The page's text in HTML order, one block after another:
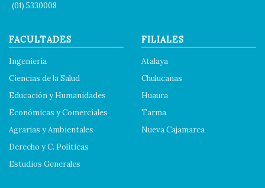
(01) 5330008
FACULTADES
Ingeniería
Ciencias de la Salud
Educación y Humanidades
Económicas y Comerciales
Agrarias y Ambientales
Derecho y C. Políticas
Estudios Generales
FILIALES
Atalaya
Chulucanas
Huaura
Tarma
Nueva Cajamarca